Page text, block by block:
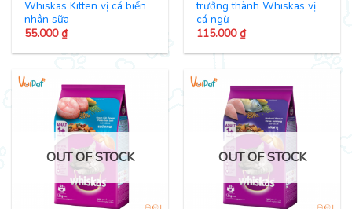
Whiskas Kitten vị cá biển
nhân sữa
55.000₫
trưởng thành Whiskas vị
cá ngừ
115.000₫
OUT OF STOCK OUT OF STOCK